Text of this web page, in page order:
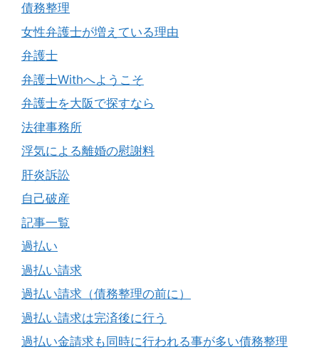
債務整理
女性弁護士が増えている理由
弁護士
弁護士Withへようこそ
弁護士を大阪で探すなら
法律事務所
浮気による離婚の慰謝料
肝炎訴訟
自己破産
記事一覧
過払い
過払い請求
過払い請求（債務整理の前に）
過払い請求は完済後に行う
過払い金請求も同時に行われる事が多い債務整理